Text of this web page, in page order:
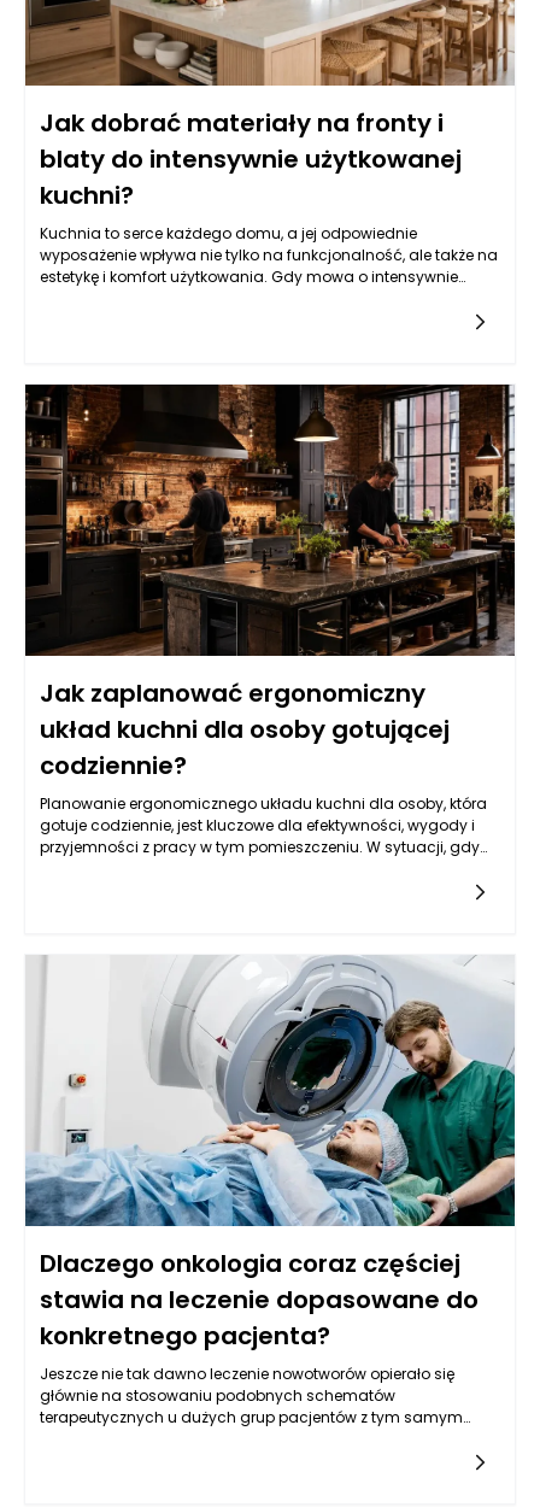
Jak dobrać materiały na fronty i
blaty do intensywnie użytkowanej
kuchni?
Kuchnia to serce każdego domu, a jej odpowiednie
wyposażenie wpływa nie tylko na funkcjonalność, ale także na
estetykę i komfort użytkowania. Gdy mowa o intensywnie
materiałów warto zwrócić uwagę, aby służyły one przez długie
lata, nawet w wymagających warunkach kuchennych.
Dobierając materiały na fronty i blaty do intensywnie
użytkowanej kuchni, można wykorzystać doświadczenie oraz
profesjonalizm firm takich jak VIGO, które oferują meble na
wymiar Katowice.
Jak zaplanować ergonomiczny
układ kuchni dla osoby gotującej
codziennie?
Planowanie ergonomicznego układu kuchni dla osoby, która
gotuje codziennie, jest kluczowe dla efektywności, wygody i
przyjemności z pracy w tym pomieszczeniu. W sytuacji, gdy
miejscem, gdzie gotowanie staje się przyjemnością.
Stworzenie mebli na wymiar, które odpowiadają
indywidualnym potrzebom, jest jednym z kluczowych kroków
w tym procesie. Meble na wymiar to nie tylko kwestia estetyki,
ale także nieprzypadkowe umieszczanie poszczególnych
elementów, które ułatwiają codzienną pracę. Specjalistyczne
firmy takie jak VIGO oferują szeroki wachlarz rozwiązań, które
można dostosować do indywidualnych preferencji
użytkowników.
Dlaczego onkologia coraz częściej
stawia na leczenie dopasowane do
konkretnego pacjenta?
Jeszcze nie tak dawno leczenie nowotworów opierało się
głównie na stosowaniu podobnych schematów
terapeutycznych u dużych grup pacjentów z tym samym
podobne nowotwory mogą zachowywać się zupełnie inaczej,